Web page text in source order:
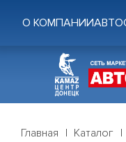
О КОМПАНИИ
Главная Каталог